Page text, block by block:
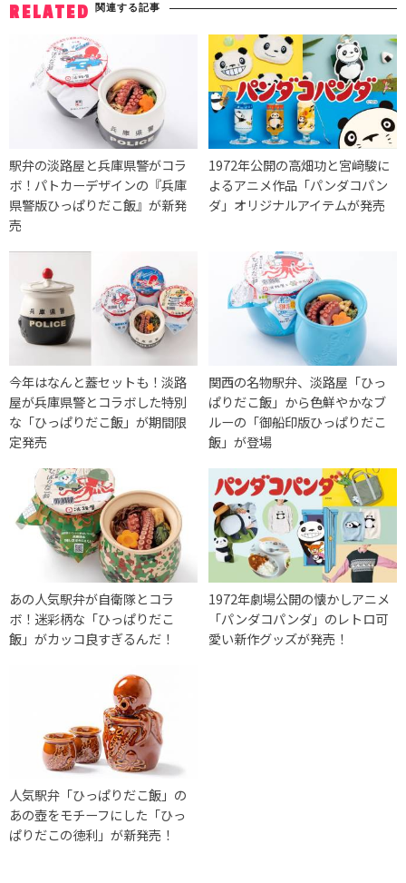
RELATED 関連する記事
駅弁の淡路屋と兵庫県警がコラ
ボ！パトカーデザインの『兵庫
県警版ひっぱりだこ飯』が新発
売
1972年公開の高畑功と宮﨑駿に
よるアニメ作品「パンダコパン
ダ」オリジナルアイテムが発売
今年はなんと蓋セットも！淡路
屋が兵庫県警とコラボした特別
な「ひっぱりだこ飯」が期間限
定発売
関西の名物駅弁、淡路屋「ひっ
ぱりだこ飯」から色鮮やかなブ
ルーの「御船印版ひっぱりだこ
飯」が登場
あの人気駅弁が自衛隊とコラ
ボ！迷彩柄な「ひっぱりだこ
飯」がカッコ良すぎるんだ！
1972年劇場公開の懐かしアニメ
「パンダコパンダ」のレトロ可
愛い新作グッズが発売！
人気駅弁「ひっぱりだこ飯」の
あの壺をモチーフにした「ひっ
ぱりだこの徳利」が新発売！